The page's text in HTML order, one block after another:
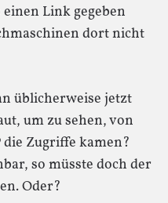
Link gegeben
dort nicht
üblicherweise jetzt
um zu sehen, von
Zugriffe kamen?
so müsste doch der
Oder?